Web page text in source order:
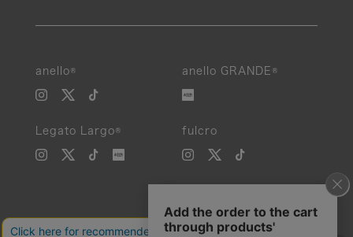
anello® anello GRANDE®
Legato Largo® fulcro